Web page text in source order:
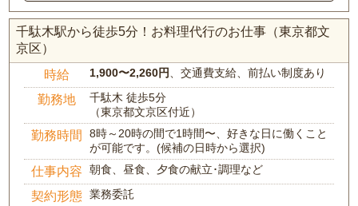
千駄木駅から徒歩5分！お料理代行のお仕事（東京都文
京区）
時給 1,900〜2,260円、交通費支給、前払い制度あり
勤務地
千駄木 徒歩5分
（東京都文京区付近）
勤務時間
8時～20時の間で1時間〜、好きな日に働くこと
が可能です。(候補の日時から選択)
仕事内容 朝食、昼食、夕食の献立･調理など
契約形態 業務委託